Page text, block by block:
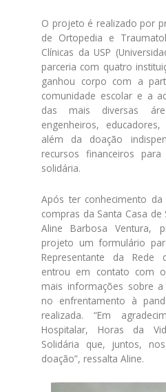
O projeto é realizado por
de Ortopedia e
Clínicas da USP
parceria com quatro
ganhou corpo com a
comunidade escolar e a
das mais diversas
engenheiros,
além da doação
recursos financeiros
solidária.
Após ter conhecimento
compras da Santa Casa
Aline Barbosa Ventura,
projeto um formulário
Representante da Rede
entrou em contato com
mais informações sobre
no enfrentamento à
realizada. “Em
Hospitalar, Horas da
Solidária que, juntos,
doação”, ressalta Aline.